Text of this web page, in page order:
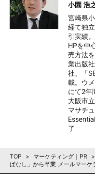
小園 浩
宮崎県
経て独
引実績。
HPを中
売方法
業出版
社、「
載。ウ
にて2年
大阪市
マサチ
了
TOP > マーケティング｜PR >
ぱなし」から卒業 メールマー